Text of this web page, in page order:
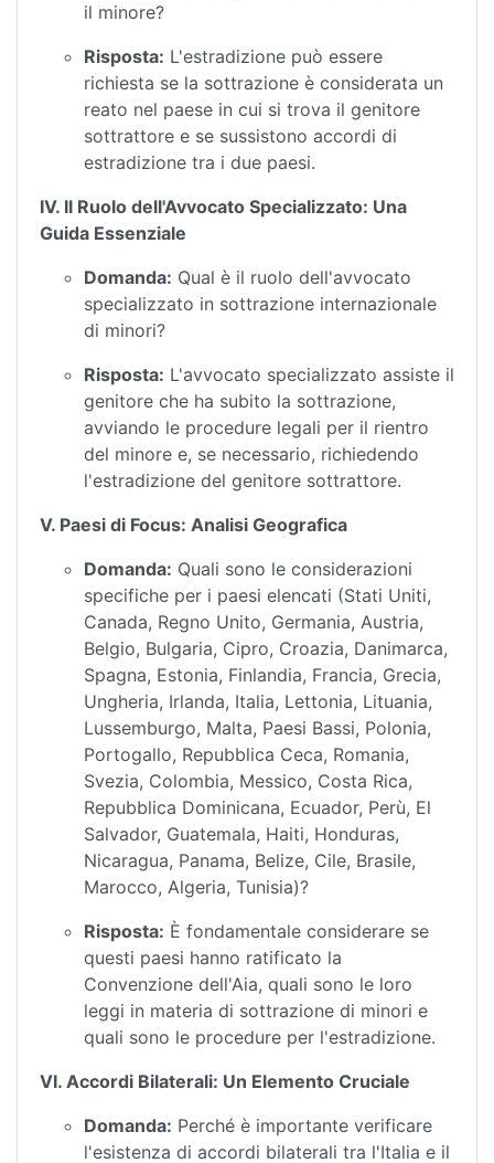
il minore?
Risposta: L'estradizione può essere
richiesta se la sottrazione è considerata un
reato nel paese in cui si trova il genitore
sottrattore e se sussistono accordi di
estradizione tra i due paesi.
IV. Il Ruolo dell'Avvocato Specializzato: Una
Guida Essenziale
Domanda: Qual è il ruolo dell'avvocato
specializzato in sottrazione internazionale
di minori?
Risposta: L'avvocato specializzato assiste il
genitore che ha subito la sottrazione,
avviando le procedure legali per il rientro
del minore e, se necessario, richiedendo
l'estradizione del genitore sottrattore.
V. Paesi di Focus: Analisi Geografica
Domanda: Quali sono le considerazioni
specifiche per i paesi elencati (Stati Uniti,
Canada, Regno Unito, Germania, Austria,
Belgio, Bulgaria, Cipro, Croazia, Danimarca,
Spagna, Estonia, Finlandia, Francia, Grecia,
Ungheria, Irlanda, Italia, Lettonia, Lituania,
Lussemburgo, Malta, Paesi Bassi, Polonia,
Portogallo, Repubblica Ceca, Romania,
Svezia, Colombia, Messico, Costa Rica,
Repubblica Dominicana, Ecuador, Perù, El
Salvador, Guatemala, Haiti, Honduras,
Nicaragua, Panama, Belize, Cile, Brasile,
Marocco, Algeria, Tunisia)?
Risposta: È fondamentale considerare se
questi paesi hanno ratificato la
Convenzione dell'Aia, quali sono le loro
leggi in materia di sottrazione di minori e
quali sono le procedure per l'estradizione.
VI. Accordi Bilaterali: Un Elemento Cruciale
Domanda: Perché è importante verificare
l'esistenza di accordi bilaterali tra l'Italia e il